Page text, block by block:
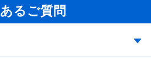
るご質問